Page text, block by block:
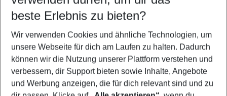
Frübucher Angebote Malgrat de Mar für 2026
Flug & Hotel Malgrat de Mar
Urlaub Malgrat de Mar
Pauschalreisen Malgrat de Mar
Last Minute Malgrat de Mar
beste Erlebnis zu bieten?
Wir verwenden Cookies und ähnliche Technologien, um
unsere Webseite für dich am Laufen zu halten. Dadurch
können wir die Nutzung unserer Plattform verstehen und
verbessern, dir Support bieten sowie Inhalte, Angebote
und Werbung anzeigen, die für dich relevant sind und zu